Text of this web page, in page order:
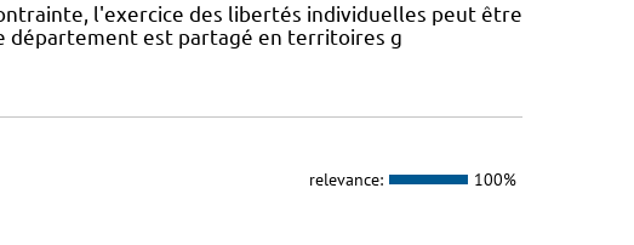
l'exercice des libertés individuelles peut être
département est partagé en territoires g
relevance: 100%